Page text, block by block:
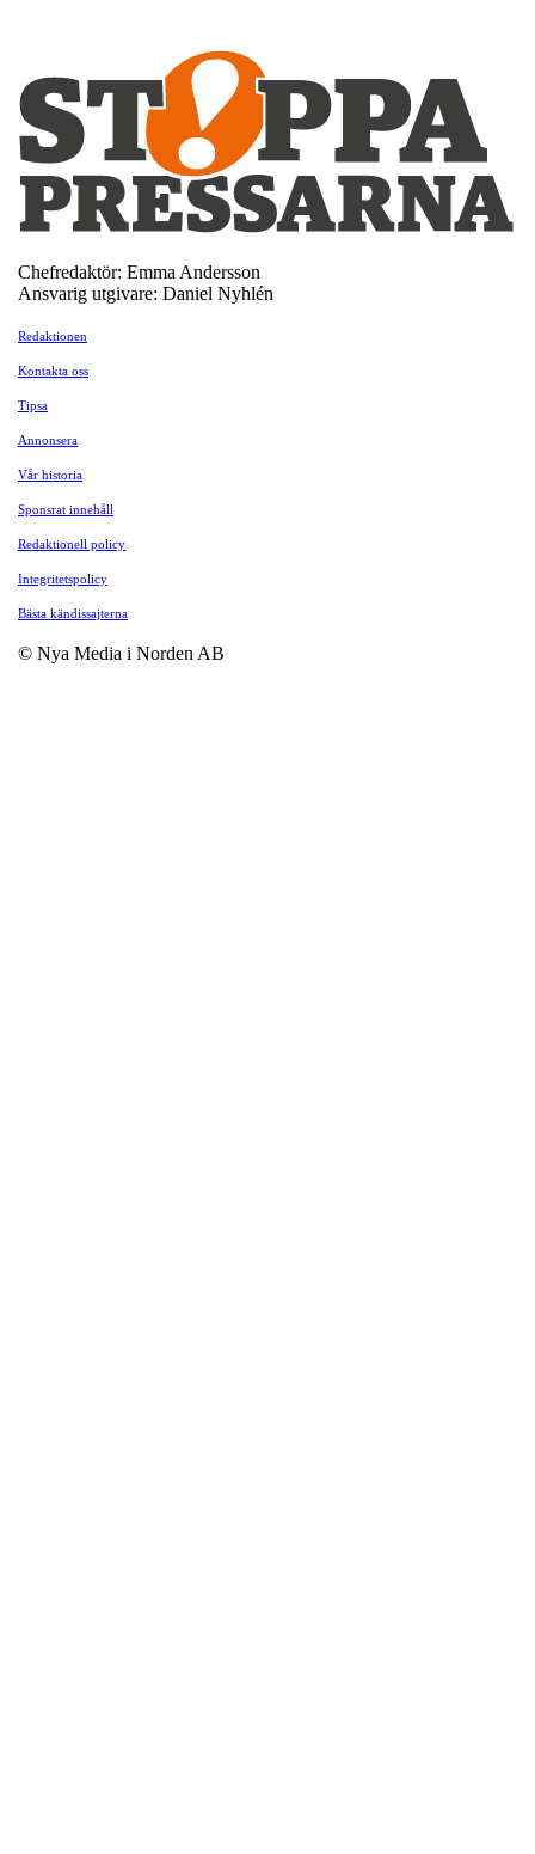
Chefredaktör: Emma Andersson
Ansvarig utgivare: Daniel Nyhlén
Redaktionen
Kontakta oss
Tipsa
Annonsera
Vår historia
Sponsrat innehåll
Redaktionell policy
Integritetspolicy
Bästa kändissajterna
© Nya Media i Norden AB